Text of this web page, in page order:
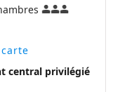
central privilégié